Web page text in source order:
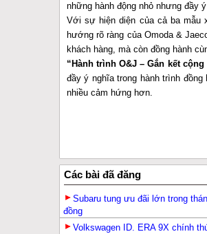
những hành động nhỏ nhưng đầy
Với sự hiện diện của cả ba mẫu
hướng rõ ràng của Omoda &
khách hàng, mà còn đồng hành
“Hành trình O&J – Gắn kết
đầy ý nghĩa trong hành trình
nhiều cảm hứng hơn.
Các bài đã đăng
Subaru tung ưu đãi lớn trong
đồng
Volkswagen ID. ERA 9X chính